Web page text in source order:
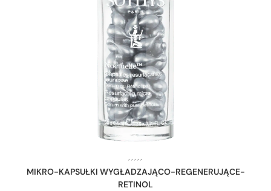
,,,,,
MIKRO-KAPSUŁKI WYGŁADZAJĄCO-REGENERUJĄCE-
RETINOL